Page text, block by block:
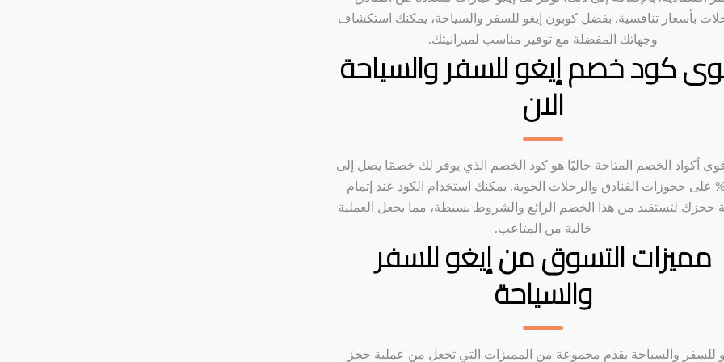
بأسعار تنافسية. بفضل كوبون إيغو للسفر والسياحة، يمكنك استكشاف
وجهاتك المفضلة مع توفير مناسب لميزانيتك.
كود خصم إيغو للسفر والسياحة
الان
أكواد الخصم المتاحة حاليًا هو كود الخصم الذي يوفر لك خصمًا يصل إلى
30% على حجوزات الفنادق والرحلات الجوية. يمكنك استخدام الكود عند إتمام
حجزك لتستفيد من هذا الخصم الرائع والشروط بسيطة، مما يجعل العملية
خالية من المتاعب.
مميزات التسوق من إيغو للسفر
والسياحة
للسفر والسياحة يقدم مجموعة من المميزات التي تجعل من عملية حجز